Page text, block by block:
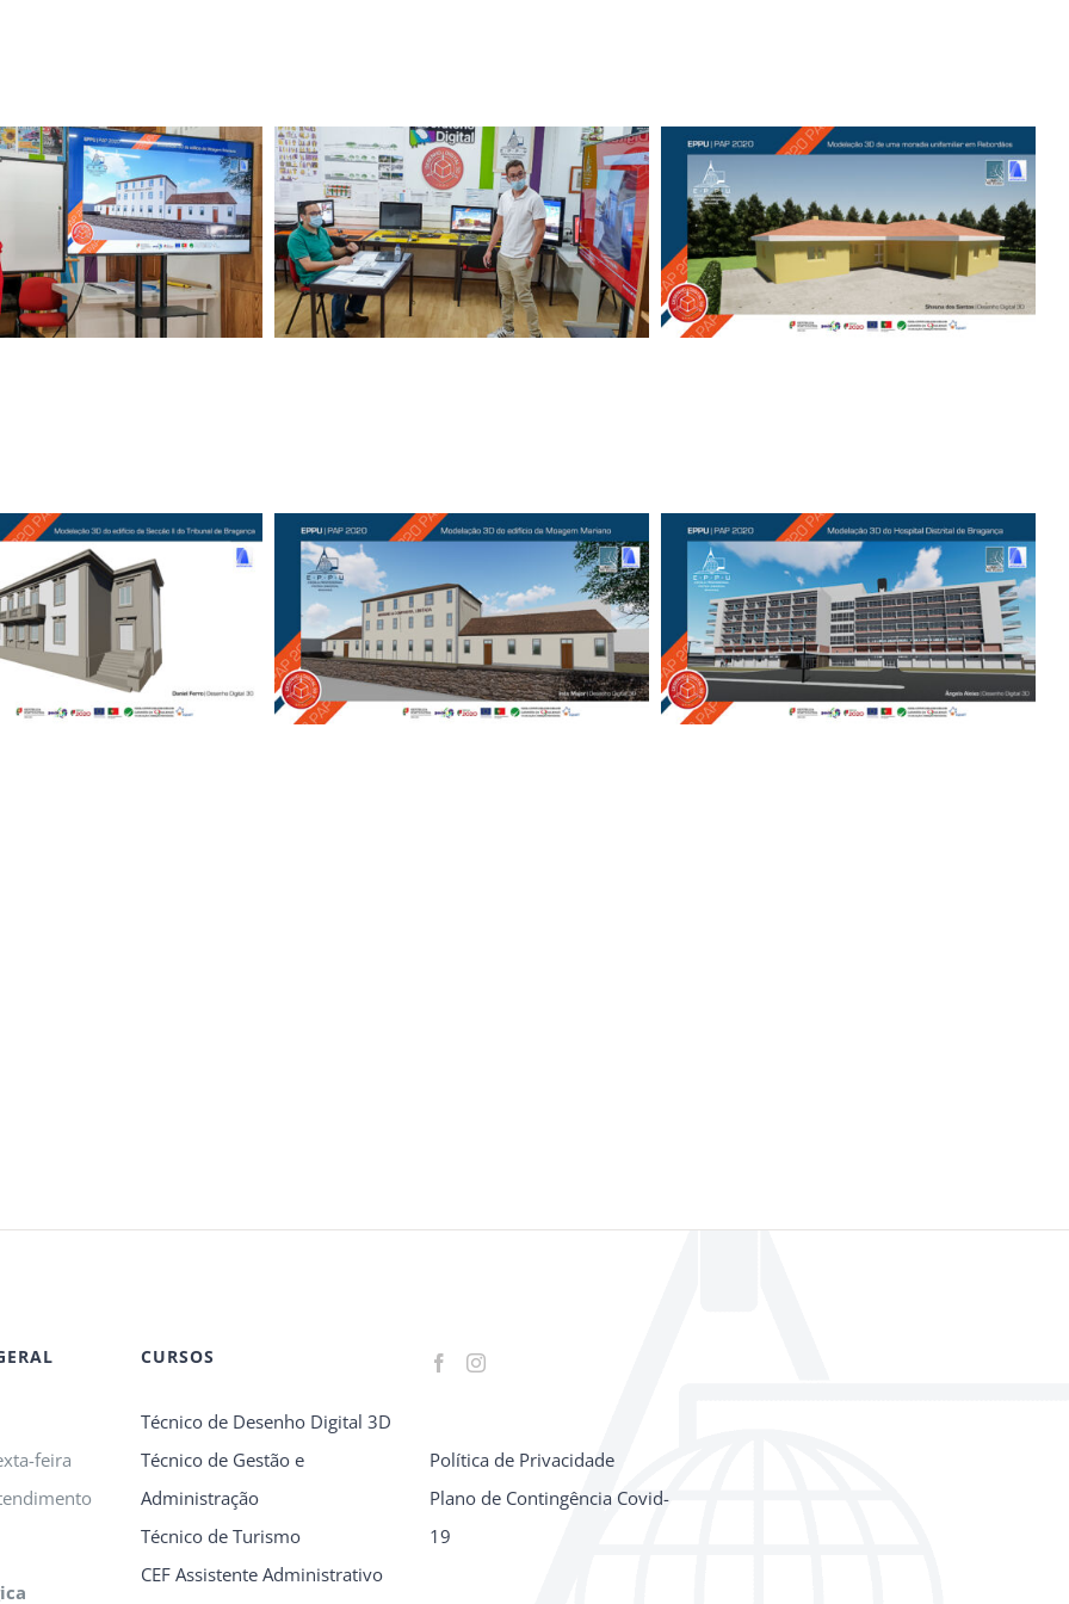
feira
CURSOS
Técnico de Desenho Digital 3D
Técnico de Gestão e
Administração
Técnico de Turismo
CEF Assistente Administrativo
Política de Privacidade
Plano de Contingência Covid-
19